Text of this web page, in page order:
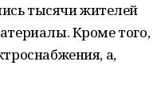
тысячи жителей
Кроме того,
а,